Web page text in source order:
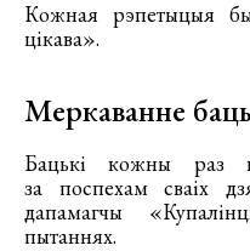
Кожная рэпетыцыя
цікава».
Меркаванне
Бацькі кожны раз
за поспехам сваіх
дапамагчы
пытаннях.